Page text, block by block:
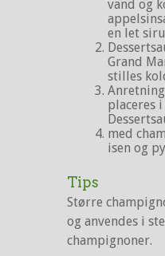
vand og
en let
Grand
stilles
placeres
med
isen og
Tips
Større
og anvendes i
champignoner.